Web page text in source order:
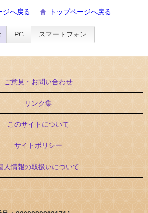
ジへ戻る トップページへ戻る
PC スマートフォン
ご意見・お問い合わせ
リンク集
このサイトについて
サイトポリシー
人情報の取扱いについて